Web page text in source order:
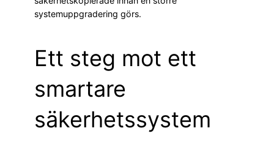
systemuppgradering görs.
Ett steg mot ett
smartare
säkerhetssystem